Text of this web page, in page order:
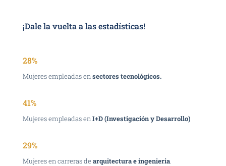
¡Dale la vuelta a las estadísticas!
28%
Mujeres empleadas ensectores tecnológicos.
41%
Mujeres empleadas enI+D (Investigación y Desarrollo)
29%
Mujeres en carreras de arquitectura e ingenieria.